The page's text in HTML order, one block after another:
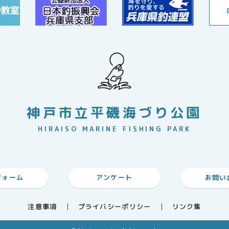
神戸市立平磯海づり公園
HIRAISO MARINE FISHING PARK
ーム アンケート お問い
注意事項 プライバシーポリシー リンク集